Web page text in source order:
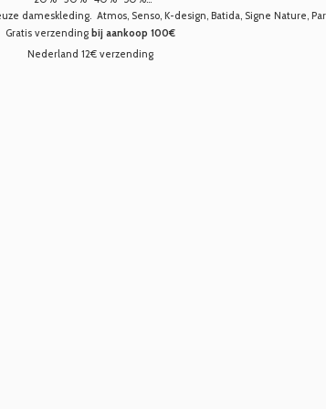
dameskleding. Atmos, Senso, K-design, Batida, Signe Nature,
Gratis verzending bij aankoop 100€
Nederland 12€ verzending